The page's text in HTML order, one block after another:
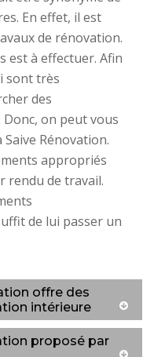
En effet, il est
de rénovation.
est à effectuer. Afin
sont très
des
on peut vous
Rénovation.
appropriés
rendu de travail.
de lui passer un
offre des
intérieure
proposé par